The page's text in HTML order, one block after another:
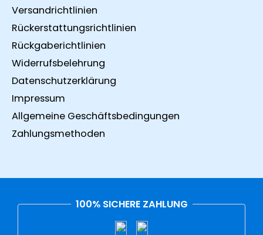
Versandrichtlinien
Rückerstattungsrichtlinien
Rückgaberichtlinien
Widerrufsbelehrung
Datenschutzerklärung
Impressum
Allgemeine Geschäftsbedingungen
Zahlungsmethoden
100% SICHERE ZAHLUNG